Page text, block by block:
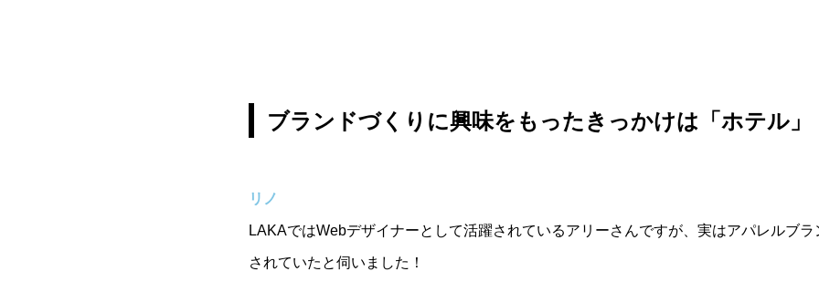
ブランドづくりに興味をもったきっかけは「ホテル」
リノ
LAKAではWebデザイナーとして活躍されているアリーさんですが、実はアパレルブ
されていたと伺いました！